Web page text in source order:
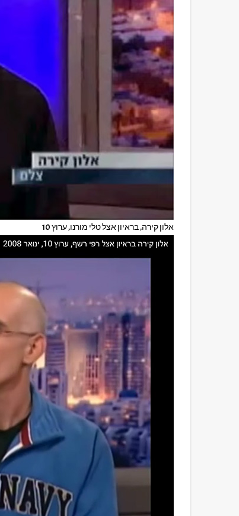
אלון קירה, בראיון אצל טלי מורנו, ערוץ 10